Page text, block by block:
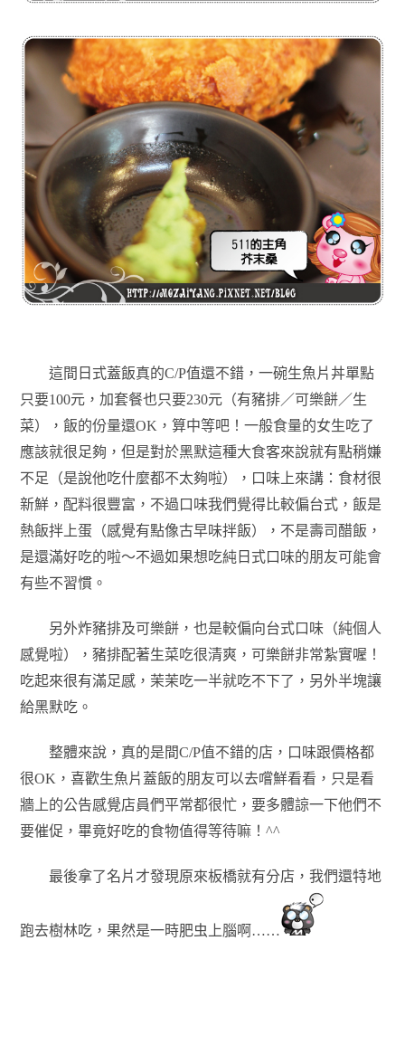
這間日式蓋飯真的C/P值還不錯，一碗生魚片丼單點
只要100元，加套餐也只要230元（有豬排／可樂餅／生
菜），飯的份量還OK，算中等吧！一般食量的女生吃了
應該就很足夠，但是對於黑默這種大食客來說就有點稍嫌
不足（是說他吃什麼都不太夠啦），口味上來講：食材很
新鮮，配料很豐富，不過口味我們覺得比較偏台式，飯是
熱飯拌上蛋（感覺有點像古早味拌飯），不是壽司醋飯，
是還滿好吃的啦～不過如果想吃純日式口味的朋友可能會
有些不習慣。
另外炸豬排及可樂餅，也是較偏向台式口味（純個人
感覺啦），豬排配著生菜吃很清爽，可樂餅非常紮實喔！
吃起來很有滿足感，茉茉吃一半就吃不下了，另外半塊讓
給黑默吃。
整體來說，真的是間C/P值不錯的店，口味跟價格都
很OK，喜歡生魚片蓋飯的朋友可以去嚐鮮看看，只是看
牆上的公告感覺店員們平常都很忙，要多體諒一下他們不
要催促，畢竟好吃的食物值得等待嘛！^^
最後拿了名片才發現原來板橋就有分店，我們還特地
跑去樹林吃，果然是一時肥虫上腦啊……